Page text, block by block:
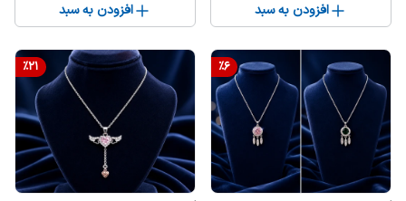
افزودن به سبد افزودن به سبد
%6
%21